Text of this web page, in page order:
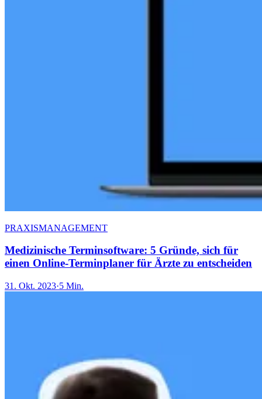
PRAXISMANAGEMENT
Medizinische Terminsoftware: 5 Gründe, sich für
einen Online-Terminplaner für Ärzte zu entscheiden
31. Okt. 2023·5 Min.